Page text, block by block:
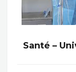
Santé –